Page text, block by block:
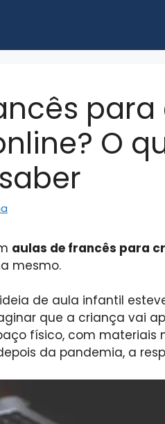
O
aulas de francês para
mesmo.
de aula infantil
que a criança vai
físico, com materiais
da pandemia, a